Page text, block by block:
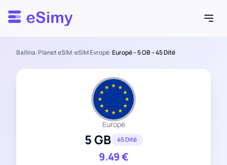
Esimy
Ballina/Planet eSIM/eSIM Evropë/Europë – 5 GB – 45 Ditë
Europë
5 GB 45 Ditë
9.49€